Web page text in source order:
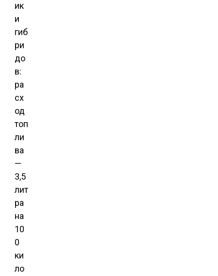
ик
и
гиб
ри
до
в:
ра
сх
од
топ
ли
ва
—
3,5
лит
ра
на
10
0
ки
ло